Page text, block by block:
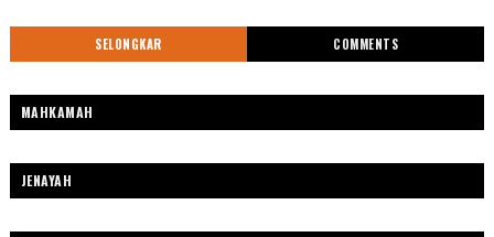
SELONGKAR COMMENTS
MAHKAMAH
JENAYAH